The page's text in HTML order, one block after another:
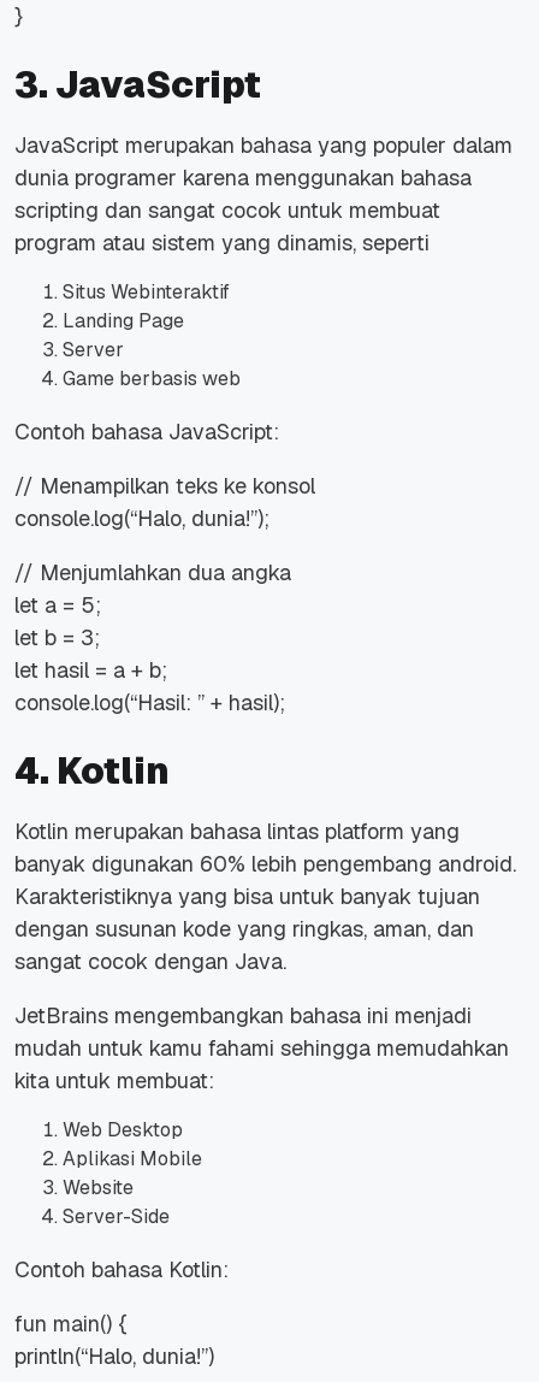
}
3. JavaScript
JavaScript merupakan bahasa yang populer dalam
dunia programer karena menggunakan bahasa
scripting dan sangat cocok untuk membuat
program atau sistem yang dinamis, seperti
Situs Webinteraktif
Landing Page
Server
Game berbasis web
Contoh bahasa JavaScript:
// Menampilkan teks ke konsol
console.log(“Halo, dunia!”);
// Menjumlahkan dua angka
let a = 5;
let b = 3;
let hasil = a + b;
console.log(“Hasil: ” + hasil);
4. Kotlin
Kotlin merupakan bahasa lintas platform yang
banyak digunakan 60% lebih pengembang android.
Karakteristiknya yang bisa untuk banyak tujuan
dengan susunan kode yang ringkas, aman, dan
sangat cocok dengan Java.
JetBrains mengembangkan bahasa ini menjadi
mudah untuk kamu fahami sehingga memudahkan
kita untuk membuat:
Web Desktop
Aplikasi Mobile
Website
Server-Side
Contoh bahasa Kotlin:
fun main() {
println(“Halo, dunia!”)